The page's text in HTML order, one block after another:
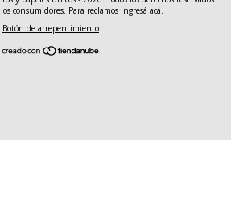
consumidores. Para reclamos ingresá acá.
Botón de arrepentimiento